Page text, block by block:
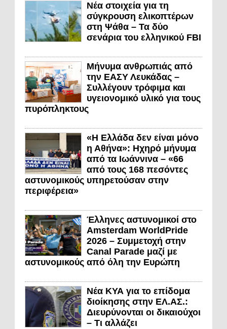
Νέα στοιχεία για τη
σύγκρουση ελικοπτέρων
στη Ψάθα – Τα δύο
σενάρια του ελληνικού FBI
Μήνυμα ανθρωπιάς από
την ΕΑΣΥ Λευκάδας –
Συλλέγουν τρόφιμα και
υγειονομικό υλικό για τους
πυρόπληκτους
«Η Ελλάδα δεν είναι μόνο
η Αθήνα»: Ηχηρό μήνυμα
από τα Ιωάννινα – «66
από τους 168 πεσόντες
αστυνομικούς υπηρετούσαν στην
περιφέρεια»
Έλληνες αστυνομικοί στο
Amsterdam WorldPride
2026 – Συμμετοχή στην
Canal Parade μαζί με
αστυνομικούς από όλη την Ευρώπη
Νέα ΚΥΑ για το επίδομα
διοίκησης στην ΕΛ.ΑΣ.:
Διευρύνονται οι δικαιούχοι
– Τι αλλάζει